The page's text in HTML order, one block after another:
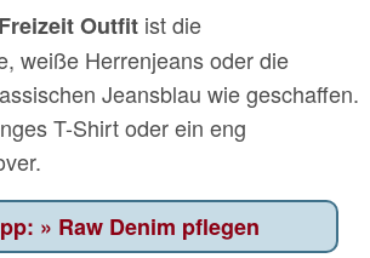
Outfitist die
weiße Herrenjeans oder die
Jeansblau wie geschaffen.
T-Shirt oder ein eng
Raw Denim pflegen